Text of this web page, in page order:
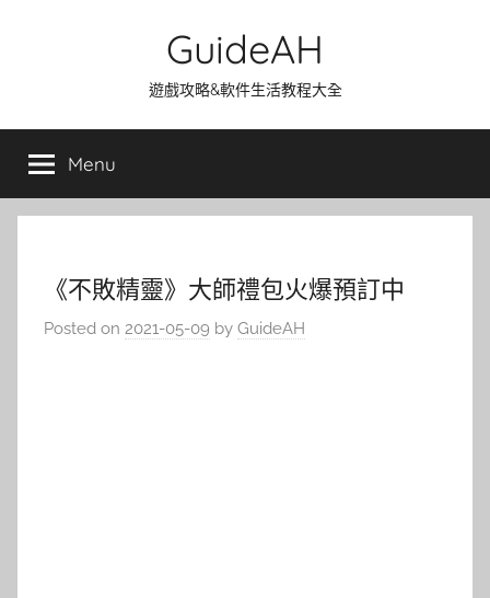
GuideAH
遊戲攻略&軟件生活教程大全
Menu
《不敗精靈》大師禮包火爆預訂中
Posted on 2021-05-09 by GuideAH